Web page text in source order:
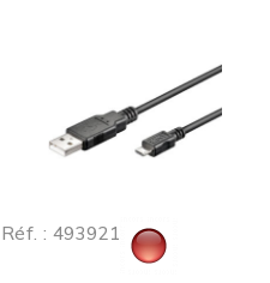
Réf. : 493921